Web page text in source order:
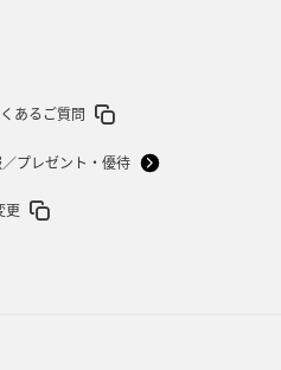
あるご質問
プレゼント・優待
更